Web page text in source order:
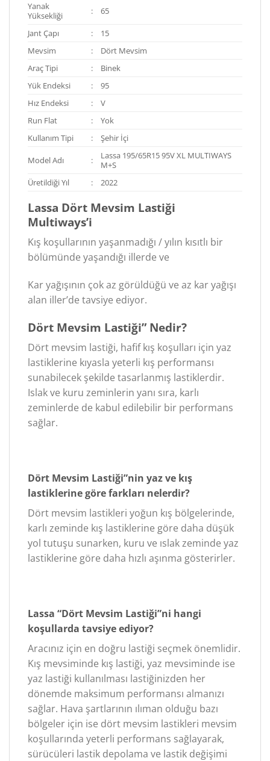
Yanak
Yüksekliği
: 65
Jant Çapı :
15
Mevsim
:
Dört Mevsim
Araç Tipi
:
Binek
Yük Endeksi
:
95
Hız Endeksi
:
V
Run Flat
:
Yok
Kullanım Tipi
: Şehir İçi
Model Adı :
Lassa 195/65R15 95V XL MULTIWAYS
M+S
Üretildiği Yıl
: 2022
Lassa Dört Mevsim Lastiği
Multiways’i
Kış koşullarının yaşanmadığı / yılın kısıtlı bir
bölümünde yaşandığı illerde ve
Kar yağışının çok az görüldüğü ve az kar yağışı
alan iller’de tavsiye ediyor.
Dört Mevsim Lastiği” Nedir?
Dört mevsim lastiği, hafif kış koşulları için yaz
lastiklerine kıyasla yeterli kış performansı
sunabilecek şekilde tasarlanmış lastiklerdir.
Islak ve kuru zeminlerin yanı sıra, karlı
zeminlerde de kabul edilebilir bir performans
sağlar.
Dört Mevsim Lastiği”nin yaz ve kış
lastiklerine göre farkları nelerdir?
Dört mevsim lastikleri yoğun kış bölgelerinde,
karlı zeminde kış lastiklerine göre daha düşük
yol tutuşu sunarken, kuru ve ıslak zeminde yaz
lastiklerine göre daha hızlı aşınma gösterirler.
Lassa “Dört Mevsim Lastiği”ni hangi
koşullarda tavsiye ediyor?
Aracınız için en doğru lastiği seçmek önemlidir.
Kış mevsiminde kış lastiği, yaz mevsiminde ise
yaz lastiği kullanılması lastiğinizden her
dönemde maksimum performansı almanızı
sağlar. Hava şartlarının ılıman olduğu bazı
bölgeler için ise dört mevsim lastikleri mevsim
koşullarında yeterli performans sağlayarak,
sürücüleri lastik depolama ve lastik değişimi